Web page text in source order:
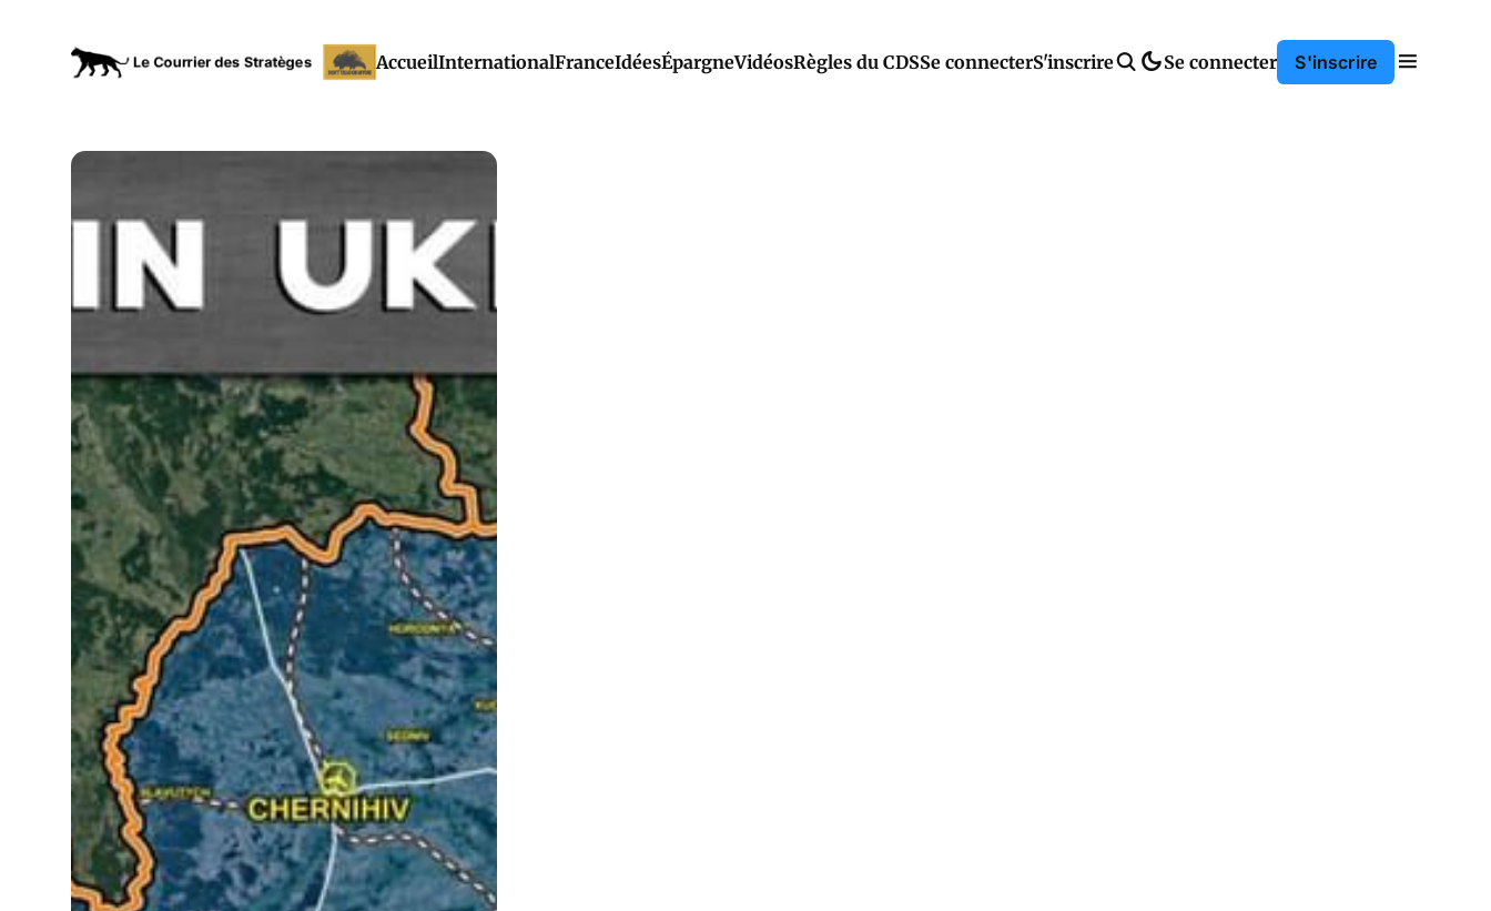
AccueilInternationalFranceIdéesÉpargneVidéosRègles du CDSSe connecterS'inscrire Se connecter S'inscrire